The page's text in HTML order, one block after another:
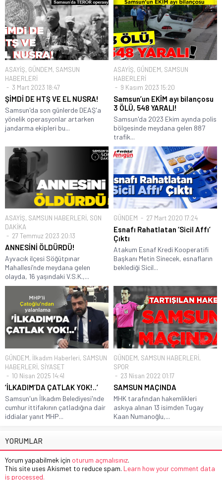
ASAYİŞ, GÜNDEM, SAMSUN
HABERLERİ
3 Mart 2023 18:47
ŞİMDİ DE HTŞ VE EL NUSRA!
Samsun'da son günlerde DEAŞ'a
yönelik operasyonlar artarken
jandarma ekipleri bu...
ASAYİŞ, GÜNDEM, SAMSUN
HABERLERİ
9 Kasım 2023 15:20
Samsun’un EKİM ayı bilançosu
3 ÖLÜ, 548 YARALI!
Samsun'da 2023 Ekim ayında polis
bölgesinde meydana gelen 887
trafik...
ASAYİŞ, SAMSUN HABERLERİ, SON
DAKİKA
27 Temmuz 2023 20:13
ANNESİNİ ÖLDÜRDÜ!
Ayvacık ilçesi Söğütpınar
Mahallesi’nde meydana gelen
olayda, 16 yaşındaki V.S.K.,...
GÜNDEM 27 Mart 2020 17:24
Esnafı Rahatlatan ‘Sicil Affı’
Çıktı
Atakum Esnaf Kredi Kooperatifi
Başkanı Metin Sinecek, esnafların
beklediği Sicil...
GÜNDEM, İlkadım Haberleri, SAMSUN
HABERLERİ, SİYASET
10 Nisan 2025 14:41
‘İLKADIM’DA ÇATLAK YOK!..’
Samsun'un İlkadım Belediyesi'nde
cumhur ittifakının çatladığına dair
iddialar yanıt MHP...
GÜNDEM, SAMSUN HABERLERİ,
SPOR
23 Nisan 2022 01:17
SAMSUN MAÇINDA
MHK tarafından hakemlikleri
askıya alınan 13 isimden Tugay
Kaan Numanoğlu,...
YORUMLAR
Yorum yapabilmek için oturum açmalısınız.
This site uses Akismet to reduce spam. Learn how your comment data
is processed.